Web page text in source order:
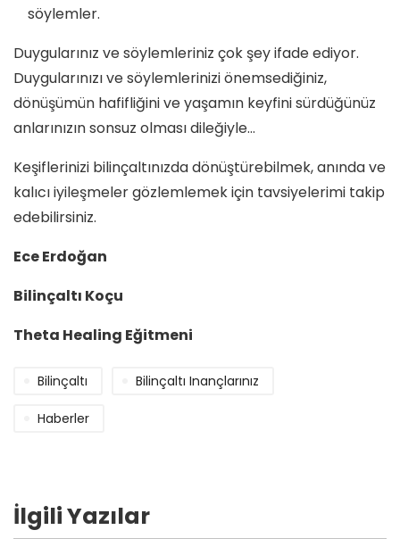
söylemler.
Duygularınız ve söylemleriniz çok şey ifade ediyor.
Duygularınızı ve söylemlerinizi önemsediğiniz,
dönüşümün hafifliğini ve yaşamın keyfini sürdüğünüz
anlarınızın sonsuz olması dileğiyle…
Keşiflerinizi bilinçaltınızda dönüştürebilmek, anında ve
kalıcı iyileşmeler gözlemlemek için tavsiyelerimi takip
edebilirsiniz.
Ece Erdoğan
Bilinçaltı Koçu
Theta Healing Eğitmeni
Bilinçaltı Bilinçaltı Inançlarınız
Haberler
İlgili Yazılar